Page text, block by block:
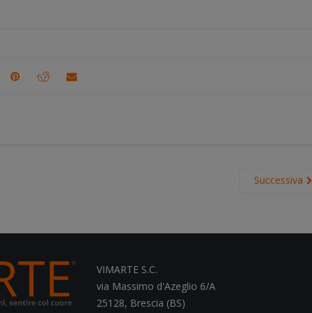
Successiva
VIMARTE S.C.
via Massimo d'Azeglio 6/A
25128, Brescia (BS)